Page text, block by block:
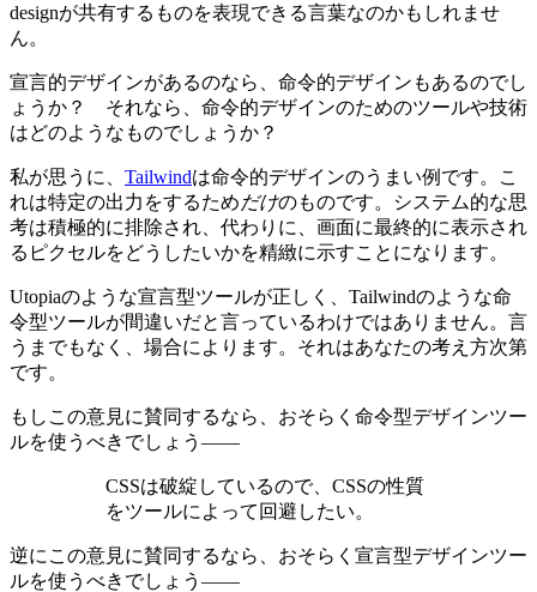
designが共有するものを表現できる言葉なのかもしれませ
ん。
宣言的デザインがあるのなら、命令的デザインもあるのでし
ょうか？ それなら、命令的デザインのためのツールや技術
はどのようなものでしょうか？
私が思うに、 Tailwindは命令的デザインのうまい例です。こ
れは特定の出力をするため だけのものです。システム的な思
考は積極的に排除され、代わりに、画面に最終的に表示され
るピクセルをどうしたいかを精緻に示すことになります。
Utopiaのような宣言型ツールが正しく、Tailwindのような命
令型ツールが間違いだと言っているわけではありません。言
うまでもなく、場合によります。それはあなたの考え方次第
です。
もしこの意見に賛同するなら、おそらく命令型デザインツー
ルを使うべきでしょう——
CSSは破綻しているので、CSSの性質
をツールによって回避したい。
逆にこの意見に賛同するなら、おそらく宣言型デザインツー
ルを使うべきでしょう——